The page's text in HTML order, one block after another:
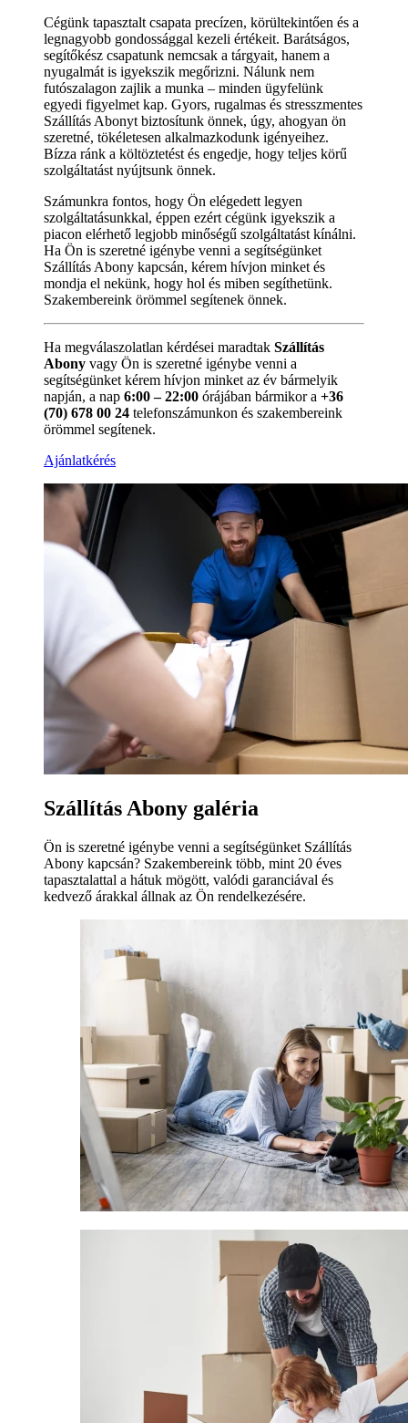
Cégünk tapasztalt csapata precízen, körültekintően és a
legnagyobb gondossággal kezeli értékeit. Barátságos,
segítőkész csapatunk nemcsak a tárgyait, hanem a
nyugalmát is igyekszik megőrizni. Nálunk nem
futószalagon zajlik a munka – minden ügyfelünk
egyedi figyelmet kap. Gyors, rugalmas és stresszmentes
Szállítás Abonyt biztosítunk önnek, úgy, ahogyan ön
szeretné, tökéletesen alkalmazkodunk igényeihez.
Bízza ránk a költöztetést és engedje, hogy teljes körű
szolgáltatást nyújtsunk önnek.
Számunkra fontos, hogy Ön elégedett legyen
szolgáltatásunkkal, éppen ezért cégünk igyekszik a
piacon elérhető legjobb minőségű szolgáltatást kínálni.
Ha Ön is szeretné igénybe venni a segítségünket
Szállítás Abony kapcsán, kérem hívjon minket és
mondja el nekünk, hogy hol és miben segíthetünk.
Szakembereink örömmel segítenek önnek.
Ha megválaszolatlan kérdései maradtak Szállítás
Abony vagy Ön is szeretné igénybe venni a
segítségünket kérem hívjon minket az év bármelyik
napján, a nap 6:00 – 22:00 órájában bármikor a +36
(70) 678 00 24 telefonszámunkon és szakembereink
örömmel segítenek.
Ajánlatkérés
Szállítás Abony galéria
Ön is szeretné igénybe venni a segítségünket Szállítás
Abony kapcsán? Szakembereink több, mint 20 éves
tapasztalattal a hátuk mögött, valódi garanciával és
kedvező árakkal állnak az Ön rendelkezésére.